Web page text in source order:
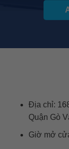
Địa chỉ:
Quận Gò
Giờ mở